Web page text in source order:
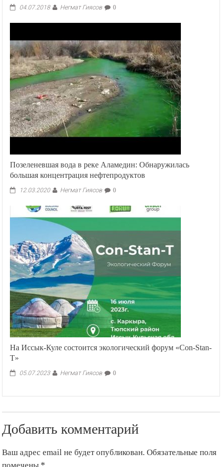
04.07.2018 Негмат Гиясов 0
Позеленевшая вода в реке Аламедин: Обнаружилась
большая концентрация нефтепродуктов
12.03.2020 Негмат Гиясов 0
На Иссык-Куле состоится экологический форум «Con-Stan-
T»
05.07.2023 Негмат Гиясов 0
Добавить комментарий
Ваш адрес email не будет опубликован. Обязательные поля
помечены *